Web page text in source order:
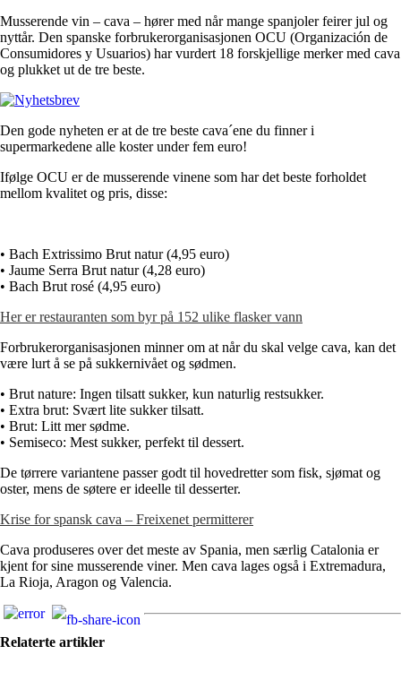
Musserende vin – cava – hører med når mange spanjoler feirer jul og
nyttår. Den spanske forbrukerorganisasjonen OCU (Organización de
Consumidores y Usuarios) har vurdert 18 forskjellige merker med cava
og plukket ut de tre beste.
Den gode nyheten er at de tre beste cava´ene du finner i
supermarkedene alle koster under fem euro!
Ifølge OCU er de musserende vinene som har det beste forholdet
mellom kvalitet og pris, disse:
• Bach Extrissimo Brut natur (4,95 euro)
• Jaume Serra Brut natur (4,28 euro)
• Bach Brut rosé (4,95 euro)
Her er restauranten som byr på 152 ulike flasker vann
Forbrukerorganisasjonen minner om at når du skal velge cava, kan det
være lurt å se på sukkernivået og sødmen.
• Brut nature: Ingen tilsatt sukker, kun naturlig restsukker.
• Extra brut: Svært lite sukker tilsatt.
• Brut: Litt mer sødme.
• Semiseco: Mest sukker, perfekt til dessert.
De tørrere variantene passer godt til hovedretter som fisk, sjømat og
oster, mens de søtere er ideelle til desserter.
Krise for spansk cava – Freixenet permitterer
Cava produseres over det meste av Spania, men særlig Catalonia er
kjent for sine musserende viner. Men cava lages også i Extremadura,
La Rioja, Aragon og Valencia.
Relaterte artikler